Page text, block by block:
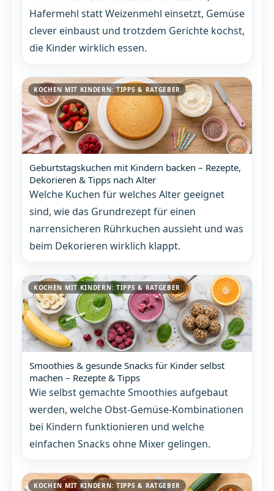
Hafermehl statt Weizenmehl einsetzt, Gemüse
clever einbaust und trotzdem Gerichte kochst,
die Kinder wirklich essen.
KOCHEN MIT KINDERN: TIPPS & RATGEBER
Geburtstagskuchen mit Kindern backen – Rezepte,
Dekorieren & Tipps nach Alter
Welche Kuchen für welches Alter geeignet
sind, wie das Grundrezept für einen
narrensicheren Rührkuchen aussieht und was
beim Dekorieren wirklich klappt.
KOCHEN MIT KINDERN: TIPPS & RATGEBER
Smoothies & gesunde Snacks für Kinder selbst
machen – Rezepte & Tipps
Wie selbst gemachte Smoothies aufgebaut
werden, welche Obst-Gemüse-Kombinationen
bei Kindern funktionieren und welche
einfachen Snacks ohne Mixer gelingen.
KOCHEN MIT KINDERN: TIPPS & RATGEBER